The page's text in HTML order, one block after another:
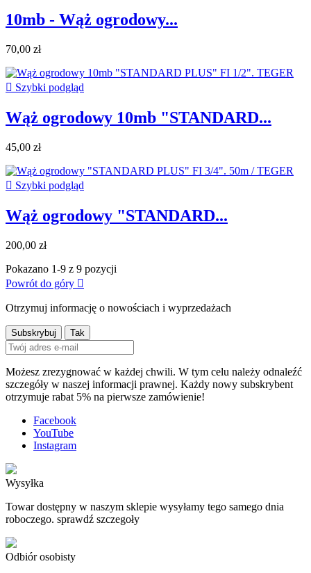
10mb - Wąż ogrodowy...
70,00 zł
 Szybki podgląd
Wąż ogrodowy 10mb "STANDARD...
45,00 zł
 Szybki podgląd
Wąż ogrodowy "STANDARD...
200,00 zł
Pokazano 1-9 z 9 pozycji
Powrót do góry 
Otrzymuj informację o nowościach i wyprzedażach
Możesz zrezygnować w każdej chwili. W tym celu należy odnaleźć
szczegóły w naszej informacji prawnej. Każdy nowy subskrybent
otrzymuje rabat 5% na pierwsze zamówienie!
Facebook
YouTube
Instagram
Wysyłka
Towar dostępny w naszym sklepie wysyłamy tego samego dnia
roboczego. sprawdź szczegoły
Odbiór osobisty